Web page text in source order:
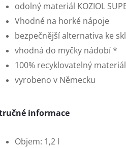
odolný materiál KOZIOL
Vhodné na horké nápoje
bezpečnější alternativa ke
vhodná do myčky nádobí *
100% recyklovatelný materiál
vyrobeno v Německu
informace
Objem: 1,2 l